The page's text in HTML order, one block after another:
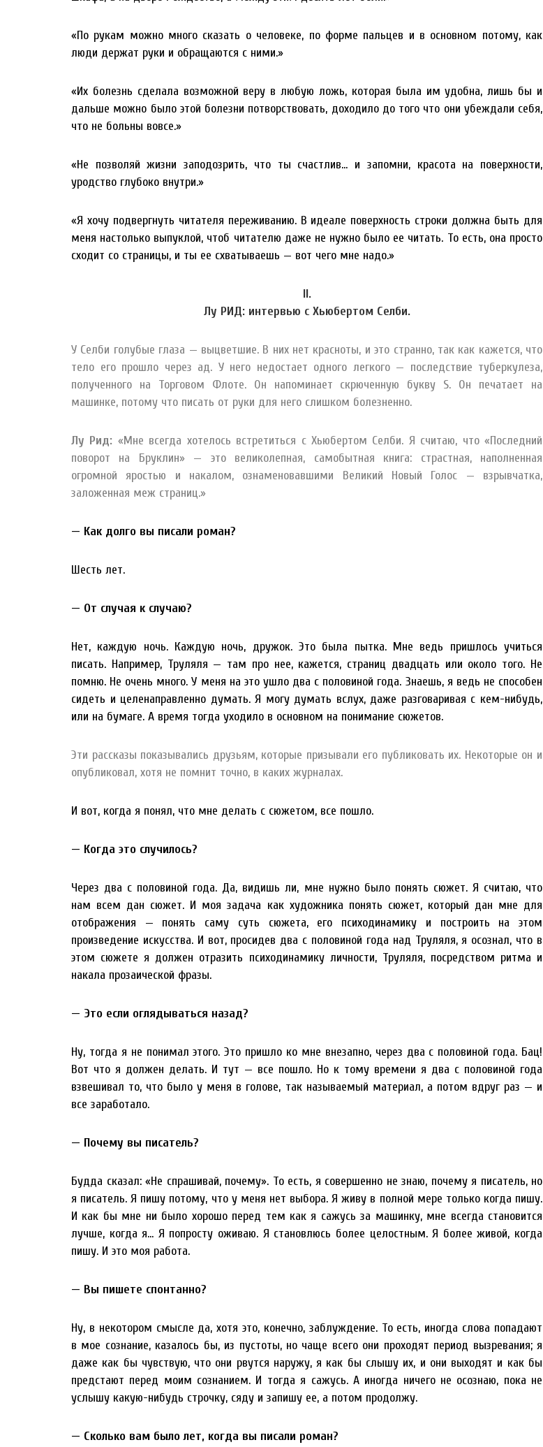
«По рукам можно много сказать о человеке, по форме пальцев и в основном потому, как
люди держат руки и обращаются с ними.»
«Их болезнь сделала возможной веру в любую ложь, которая была им удобна, лишь бы и
дальше можно было этой болезни потворствовать, доходило до того что они убеждали себя,
что не больны вовсе.»
«Не позволяй жизни заподозрить, что ты счастлив… и запомни, красота на поверхности,
уродство глубоко внутри.»
«Я хочу подвергнуть читателя переживанию. В идеале поверхность строки должна быть для
меня настолько выпуклой, чтоб читателю даже не нужно было ее читать. То есть, она просто
сходит со страницы, и ты ее схватываешь — вот чего мне надо.»
II.
Лу РИД: интервью с Хьюбертом Селби.
У Селби голубые глаза — выцветшие. В них нет красноты, и это странно, так как кажется, что
тело его прошло через ад. У него недостает одного легкого — последствие туберкулеза,
полученного на Торговом Флоте. Он напоминает скрюченную букву S. Он печатает на
машинке, потому что писать от руки для него слишком болезненно.
Лу Рид: «Мне всегда хотелось встретиться с Хьюбертом Селби. Я считаю, что «Последний
поворот на Бруклин» — это великолепная, самобытная книга: страстная, наполненная
огромной яростью и накалом, ознаменовавшими Великий Новый Голос — взрывчатка,
заложенная меж страниц.»
— Как долго вы писали роман?
Шесть лет.
— От случая к случаю?
Нет, каждую ночь. Каждую ночь, дружок. Это была пытка. Мне ведь пришлось учиться
писать. Например, Труляля — там про нее, кажется, страниц двадцать или около того. Не
помню. Не очень много. У меня на это ушло два с половиной года. Знаешь, я ведь не способен
сидеть и целенаправленно думать. Я могу думать вслух, даже разговаривая с кем-нибудь,
или на бумаге. А время тогда уходило в основном на понимание сюжетов.
Эти рассказы показывались друзьям, которые призывали его публиковать их. Некоторые он и
опубликовал, хотя не помнит точно, в каких журналах.
И вот, когда я понял, что мне делать с сюжетом, все пошло.
— Когда это случилось?
Через два с половиной года. Да, видишь ли, мне нужно было понять сюжет. Я считаю, что
нам всем дан сюжет. И моя задача как художника понять сюжет, который дан мне для
отображения — понять саму суть сюжета, его психодинамику и построить на этом
произведение искусства. И вот, просидев два с половиной года над Труляля, я осознал, что в
этом сюжете я должен отразить психодинамику личности, Труляля, посредством ритма и
накала прозаической фразы.
— Это если оглядываться назад?
Ну, тогда я не понимал этого. Это пришло ко мне внезапно, через два с половиной года. Бац!
Вот что я должен делать. И тут — все пошло. Но к тому времени я два с половиной года
взвешивал то, что было у меня в голове, так называемый материал, а потом вдруг раз — и
все заработало.
— Почему вы писатель?
Будда сказал: «Не спрашивай, почему». То есть, я совершенно не знаю, почему я писатель, но
я писатель. Я пишу потому, что у меня нет выбора. Я живу в полной мере только когда пишу.
И как бы мне ни было хорошо перед тем как я сажусь за машинку, мне всегда становится
лучше, когда я… Я попросту оживаю. Я становлюсь более целостным. Я более живой, когда
пишу. И это моя работа.
— Вы пишете спонтанно?
Ну, в некотором смысле да, хотя это, конечно, заблуждение. То есть, иногда слова попадают
в мое сознание, казалось бы, из пустоты, но чаще всего они проходят период вызревания; я
даже как бы чувствую, что они рвутся наружу, я как бы слышу их, и они выходят и как бы
предстают перед моим сознанием. И тогда я сажусь. А иногда ничего не осознаю, пока не
услышу какую-нибудь строчку, сяду и запишу ее, а потом продолжу.
— Сколько вам было лет, когда вы писали роман?